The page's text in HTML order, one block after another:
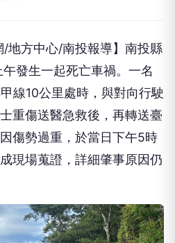
籲山區行車減速慢
方中心/南投報導】南投縣
午發生一起死亡車禍。一名
線10公里處時，與對向行駛
重傷送醫急救後，再轉送臺
傷勢過重，於當日下午5時
現場蒐證，詳細肇事原因仍